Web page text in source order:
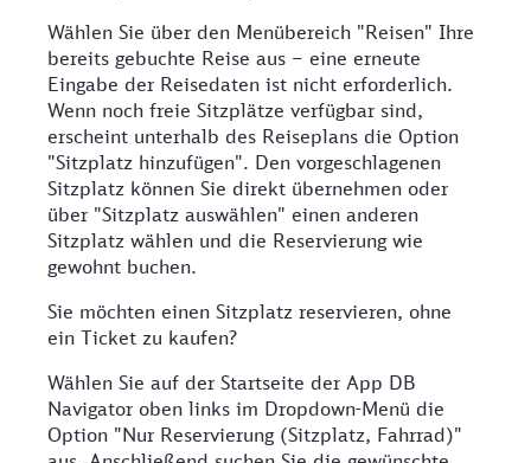
Wählen Sie über den Menübereich "Reisen" Ihre
bereits gebuchte Reise aus – eine erneute
Eingabe der Reisedaten ist nicht erforderlich.
Wenn noch freie Sitzplätze verfügbar sind,
erscheint unterhalb des Reiseplans die Option
"Sitzplatz hinzufügen". Den vorgeschlagenen
Sitzplatz können Sie direkt übernehmen oder
über "Sitzplatz auswählen" einen anderen
Sitzplatz wählen und die Reservierung wie
gewohnt buchen.
Sie möchten einen Sitzplatz reservieren, ohne
ein Ticket zu kaufen?
Wählen Sie auf der Startseite der App DB
Navigator oben links im Dropdown-Menü die
Option "Nur Reservierung (Sitzplatz, Fahrrad)"